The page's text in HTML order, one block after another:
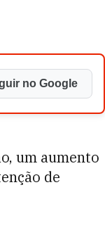
no Google
um aumento
de